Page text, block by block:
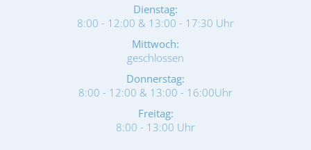
Dienstag:
8:00 - 12:00 & 13:00 - 17:30 Uhr
Mittwoch:
geschlossen
Donnerstag:
8:00 - 12:00 & 13:00 - 16:00Uhr
Freitag:
8:00 - 13:00 Uhr